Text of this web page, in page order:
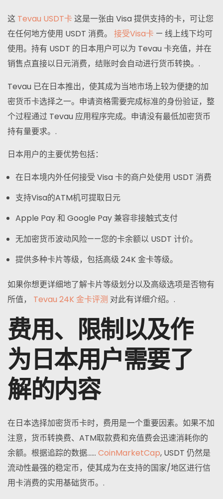
这 Tevau USDT卡这是一张由 Visa 提供支持的卡，可让您
在任何地方使用 USDT 消费。 接受Visa卡 — 线上线下均可
使用。持有 USDT 的日本用户可以为 Tevau 卡充值，并在
销售点直接以日元消费，结账时会自动进行货币转换。.
Tevau 已在日本推出，使其成为当地市场上较为便捷的加
密货币卡选择之一。申请资格需要完成标准的身份验证，整
个过程通过 Tevau 应用程序完成。申请没有最低加密货币
持有量要求。.
日本用户的主要优势包括：
在日本境内外任何接受 Visa 卡的商户处使用 USDT 消费
支持Visa的ATM机可提取日元
Apple Pay 和 Google Pay 兼容非接触式支付
无加密货币波动风险——您的卡余额以 USDT 计价。
提供多种卡片等级，包括高级 24K 金卡等级。
如果你想更详细地了解卡片等级划分以及高级选项是否物有
所值， Tevau 24K 金卡评测 对此有详细介绍。.
费用、限制以及作
为日本用户需要了
解的内容
在日本选择加密货币卡时，费用是一个重要因素。如果不加
注意，货币转换费、ATM取款费和充值费会迅速消耗你的
余额。根据追踪的数据…… CoinMarketCap, USDT 仍然是
流动性最强的稳定币，使其成为在支持的国家/地区进行信
用卡消费的实用基础货币。.